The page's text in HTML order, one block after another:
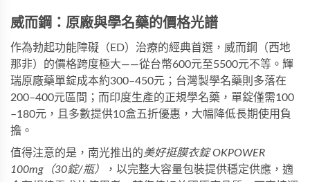
威而鋼：原廠與學名藥的價格光譜
作為勃起功能障礙（ED）治療的經典首選，威而鋼（西地
那非）的價格跨度極大——從台幣600元至5500元不等。輝
瑞原廠藥單錠成本約300–450元；台灣製學名藥則多落在
200–400元區間；而印度生產的正規學名藥，單錠僅需100
–180元，且多數提供10盒五折優惠，大幅降低長期使用負
擔。
值得注意的是，南光推出的美好挺膜衣錠 OKPOWER
100mg（30錠/瓶）
，以完整大容量包裝提供穩定供應，適